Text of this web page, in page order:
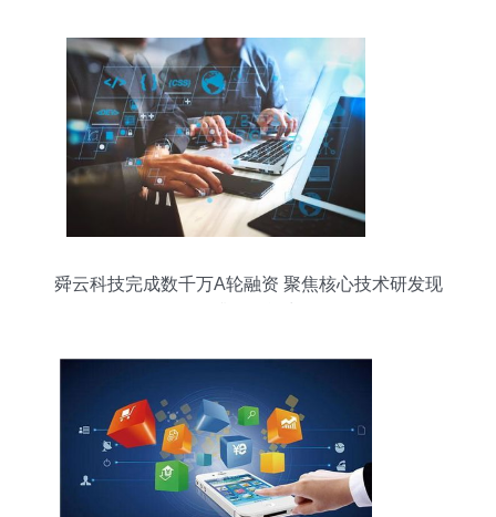
舜云科技完成数千万A轮融资 聚焦核心技术研发现